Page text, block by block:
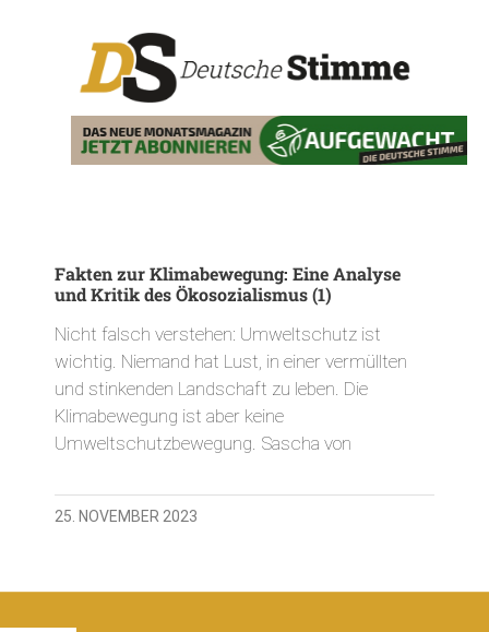
Fakten zur Klimabewegung: Eine Analyse
und Kritik des Ökosozialismus (1)
Nicht falsch verstehen: Umweltschutz ist
wichtig. Niemand hat Lust, in einer vermüllten
und stinkenden Landschaft zu leben. Die
Klimabewegung ist aber keine
Umweltschutzbewegung. Sascha von
25. NOVEMBER 2023